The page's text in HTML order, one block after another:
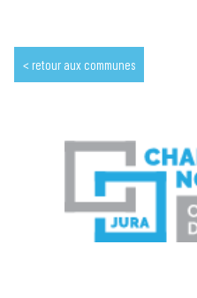
retour aux communes